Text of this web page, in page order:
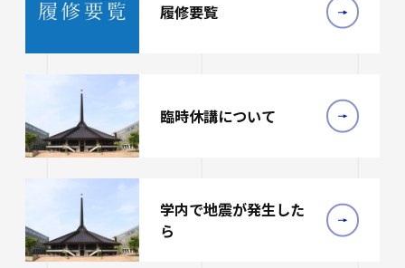
履修要覧
臨時休講について
学内で地震が発生した
ら